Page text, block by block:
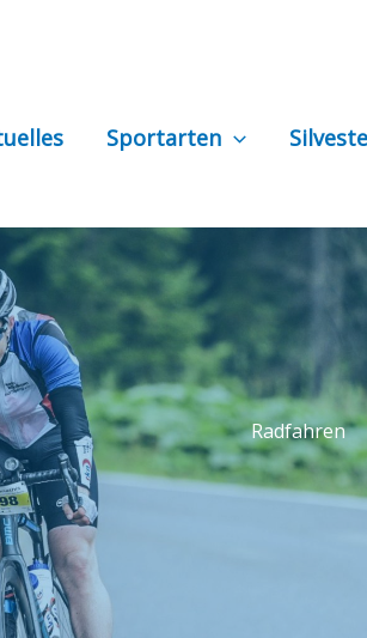
Sportarten
Radfahren